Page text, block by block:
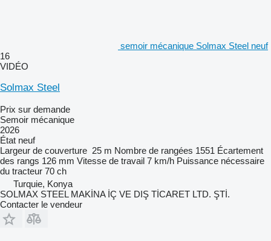
semoir mécanique Solmax Steel neuf
16
VIDÉO
Solmax Steel
Prix sur demande
Semoir mécanique
2026
État neuf
Largeur de couverture 25 m Nombre de rangées 1551 Écartement
des rangs 126 mm Vitesse de travail 7 km/h Puissance nécessaire
du tracteur 70 ch
Turquie, Konya
SOLMAX STEEL MAKİNA İÇ VE DIŞ TİCARET LTD. ŞTİ.
Contacter le vendeur